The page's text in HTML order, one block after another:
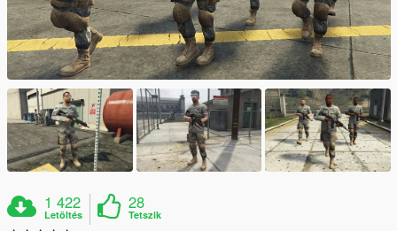
1 422
Letöltés
28
Tetszik